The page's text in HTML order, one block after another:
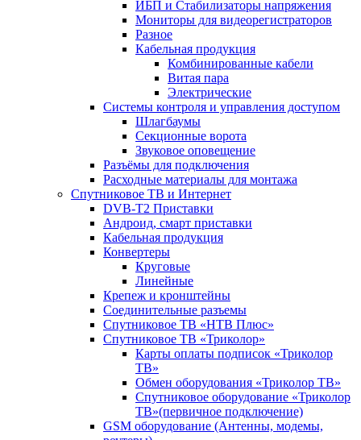
ИБП и Стабилизаторы напряжения
Мониторы для видеорегистраторов
Разное
Кабельная продукция
Комбинированные кабели
Витая пара
Электрические
Системы контроля и управления доступом
Шлагбаумы
Секционные ворота
Звуковое оповещение
Разъёмы для подключения
Расходные материалы для монтажа
Спутниковое ТВ и Интернет
DVB-Т2 Приставки
Андроид, смарт приставки
Кабельная продукция
Конвертеры
Круговые
Линейные
Крепеж и кронштейны
Соединительные разъемы
Спутниковое ТВ «НТВ Плюс»
Спутниковое ТВ «Триколор»
Карты оплаты подписок «Триколор
ТВ»
Обмен оборудования «Триколор ТВ»
Спутниковое оборудование «Триколор
ТВ»(первичное подключение)
GSM оборудование (Антенны, модемы,